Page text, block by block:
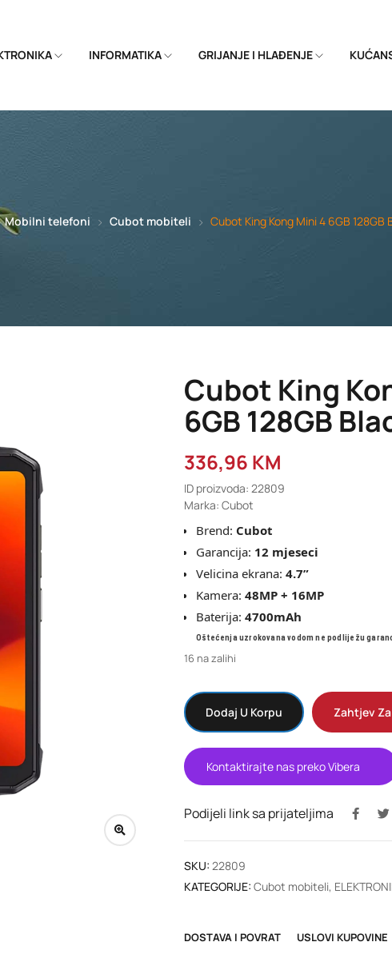
INFORMATIKA GRIJANJE I HLAĐENJE
Mobilni telefoni Cubot mobiteli Cubot King Kong Mini 4 6GB 128GB
Cubot King
6GB 128GB
336,96 KM
ID proizvoda: 22809
Marka: Cubot
Brend: Cubot
Garancija: 12 mjeseci
Velicina ekrana: 4.7”
Kamera: 48MP + 16MP
Baterija: 4700mAh
Oštećenja uzrokovana vodom ne podliježu
16 na zalihi
Dodaj U Korpu Zahtjev
Kontaktirajte nas preko Vibera
Podijeli link sa prijateljima
SKU: 22809
KATEGORIJE: Cubot mobiteli,
DOSTAVA I POVRAT USLOVI KUPOVINE